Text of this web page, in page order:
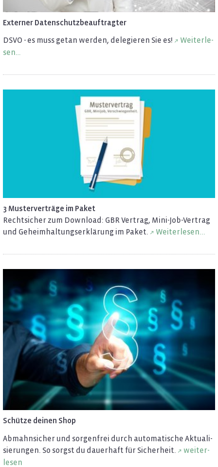
Ex­ter­ner Da­ten­schutz­be­auf­trag­ter
DSVO - es muss getan wer­den, de­le­gie­ren Sie es!
Wei­ter­le­
sen…
3 Mus­ter­ver­trä­ge im Paket
Recht­si­cher zum Down­load: GBR Ver­trag, Mi­ni-Job-Ver­trag
und Ge­heim­hal­tungs­er­klä­rung im Paket.
Wei­ter­le­sen...
Schüt­ze dei­nen Shop
Ab­mahn­si­cher und sor­gen­frei durch au­to­ma­ti­sche Ak­tua­li­
sie­run­gen. So sorgst du dau­er­haft für Si­cher­heit.
wei­ter­
le­sen